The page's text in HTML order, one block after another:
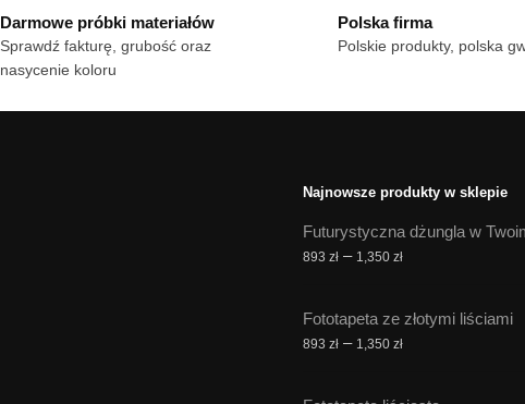
wariantów.
Opcje
można
wybrać
170 zł
wariantów.
można
stronie
Darmowe próbki materiałów
Sprawdź fakturę, grubość oraz
nasycenie koloru
Polska firma
Polskie produkty, polska
Najnowsze produkty w sklepie
Futurystyczna dżungla w
893 zł – 1,350 złZakres
893 zł
do
Fototapeta ze złotymi liściami
893 zł – 1,350 złZakres